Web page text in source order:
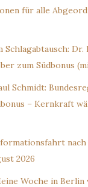
für alle
Schlagabtausch: Dr.
zum Südbonus
Schmidt:
– Kernkraft
2026
Woche in Berlin